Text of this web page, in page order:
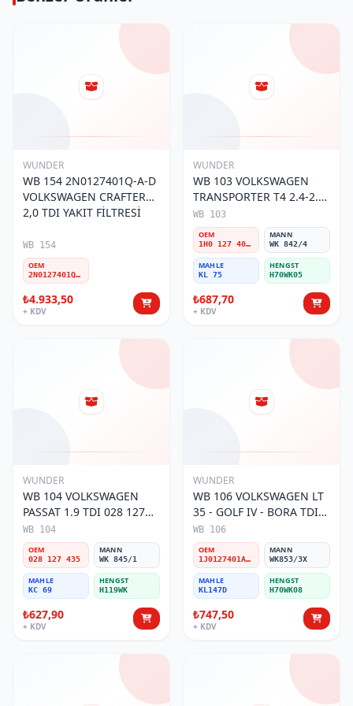
WUNDER
WB 154 2N0127401Q-A-D
VOLKSWAGEN CRAFTER
2,0 TDI YAKIT FİLTRESİ
WB 154
OEM
2N0127401Q-A-D
₺4.933,50
+ KDV
WUNDER
WB 103 VOLKSWAGEN
TRANSPORTER T4 2.4-2.5
MOTOR- CADDY E.M 1H0
127 401 C Yakıt/Mazot
Filtresi
WB 103
OEM
1H0 127 401 C
MANN
WK 842/4
MAHLE
KL 75
HENGST
H70WK05
₺687,70
+ KDV
WUNDER
WB 104 VOLKSWAGEN
PASSAT 1.9 TDI 028 127
435 Yakıt/Mazot Filtresi
WB 104
OEM
028 127 435
MANN
WK 845/1
MAHLE
KC 69
HENGST
H119WK
₺627,90
+ KDV
WUNDER
WB 106 VOLKSWAGEN LT
35 - GOLF IV - BORA TDI
1J0 127 401 Yakıt/Mazot
Filtresi
WB 106
OEM
1J0127401A/2D0127399/1J0127399A
MANN
WK853/3X
MAHLE
KL147D
HENGST
H70WK08
₺747,50
+ KDV